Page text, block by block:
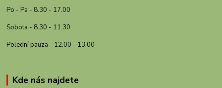
Po - Pa - 8.30 - 17.00
Sobota - 8.30 - 11.30
Polední pauza - 12.00 - 13.00
Kde nás najdete